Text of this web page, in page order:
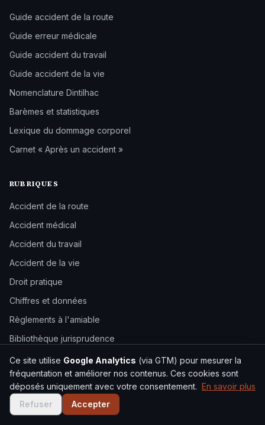
Guide accident de la route
Guide erreur médicale
Guide accident du travail
Guide accident de la vie
Nomenclature Dintilhac
Barèmes et statistiques
Lexique du dommage corporel
Carnet « Après un accident »
RUBRIQUES
Accident de la route
Accident médical
Accident du travail
Accident de la vie
Droit pratique
Chiffres et données
Règlements à l'amiable
Bibliothèque jurisprudence
VOTRE HISTOIRE COMPTE
Partagez votre témoignage en toute confidentialité. Anonymat
garanti.
Ce site utilise Google Analytics (via GTM) pour mesurer la
fréquentation et améliorer nos contenus. Ces cookies sont
déposés uniquement avec votre consentement. En savoir plus
Refuser
Accepter